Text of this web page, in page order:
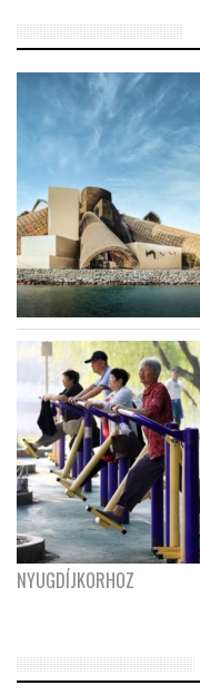
NYUGDÍJKORHOZ